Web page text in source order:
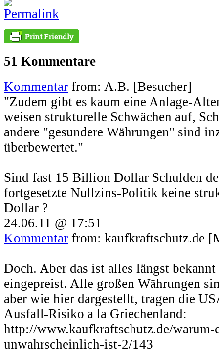
51 Kommentare
Kommentar from: A.B. [Besucher]
"Zudem gibt es kaum eine Anlage-
weisen strukturelle Schwächen auf,
andere "gesundere Währungen" sind
überbewertet."
Sind fast 15 Billion Dollar Schulden
fortgesetzte Nullzins-Politik keine
Dollar ?
24.06.11 @ 17:51
Kommentar from: kaufkraftschutz.de
Doch. Aber das ist alles längst
eingepreist. Alle großen Währungen
aber wie hier dargestellt, tragen die
Ausfall-Risiko a la Griechenland:
http://www.kaufkraftschutz.de/warum-
unwahrscheinlich-ist-2/143